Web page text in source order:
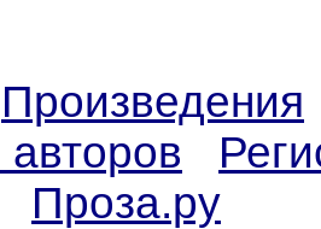
Произведения
Проза.ру